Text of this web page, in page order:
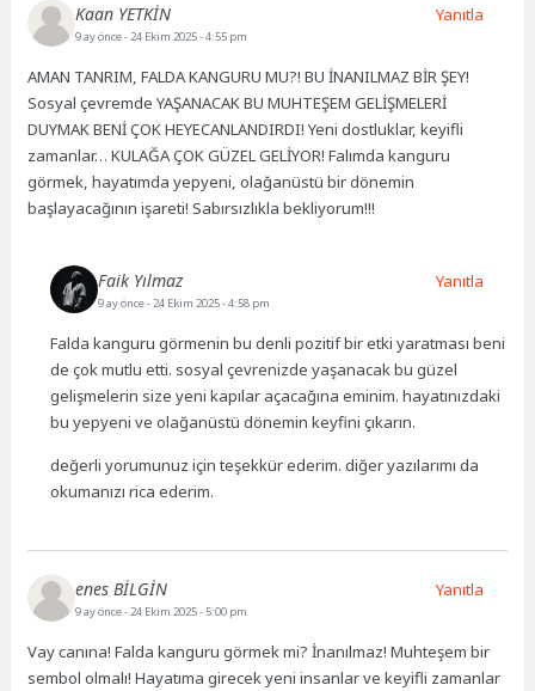
Kaan YETKİN
9 ay önce- 24 Ekim 2025 - 4:55 pm
AMAN TANRIM, FALDA KANGURU MU?! BU İNANILMAZ BİR ŞEY!
Sosyal çevremde YAŞANACAK BU MUHTEŞEM GELİŞMELERİ
DUYMAK BENİ ÇOK HEYECANLANDIRDI! Yeni dostluklar, keyifli
zamanlar… KULAĞA ÇOK GÜZEL GELİYOR! Falımda kanguru
görmek, hayatımda yepyeni, olağanüstü bir dönemin
başlayacağının işareti! Sabırsızlıkla bekliyorum!!!
Yanıtla
Faik Yılmaz
9 ay önce- 24 Ekim 2025 - 4:58 pm
Falda kanguru görmenin bu denli pozitif bir etki yaratması beni
de çok mutlu etti. sosyal çevrenizde yaşanacak bu güzel
gelişmelerin size yeni kapılar açacağına eminim. hayatınızdaki
bu yepyeni ve olağanüstü dönemin keyfini çıkarın.
değerli yorumunuz için teşekkür ederim. diğer yazılarımı da
okumanızı rica ederim.
Yanıtla
enes BİLGİN
9 ay önce- 24 Ekim 2025 - 5:00 pm
Vay canına! Falda kanguru görmek mi? İnanılmaz! Muhteşem bir
sembol olmalı! Hayatıma girecek yeni insanlar ve keyifli zamanlar
Yanıtla